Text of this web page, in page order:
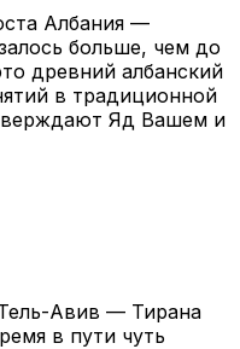
Албания —
больше, чем до
древний албанский
в традиционной
Яд Вашем и
Авив — Тирана
в пути чуть